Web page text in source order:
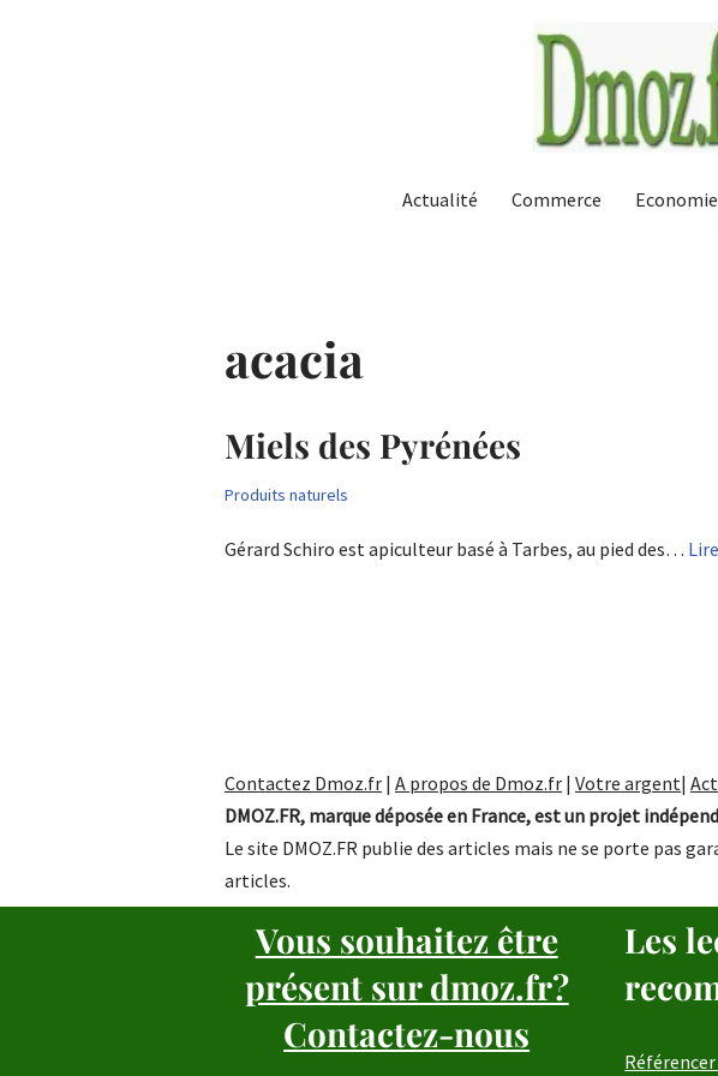
Actualité Commerce Economie
acacia
Miels des Pyrénées
Produits naturels
Gérard Schiro est apiculteur basé à Tarbes, au pied des…
Contactez Dmoz.fr | A propos de Dmoz.fr | Votre argent|
DMOZ.FR, marque déposée en France, est un projet
Le site DMOZ.FR publie des articles mais ne se porte pas
articles.
Vous souhaitez être
présent sur dmoz.fr?
Contactez-nous
Les